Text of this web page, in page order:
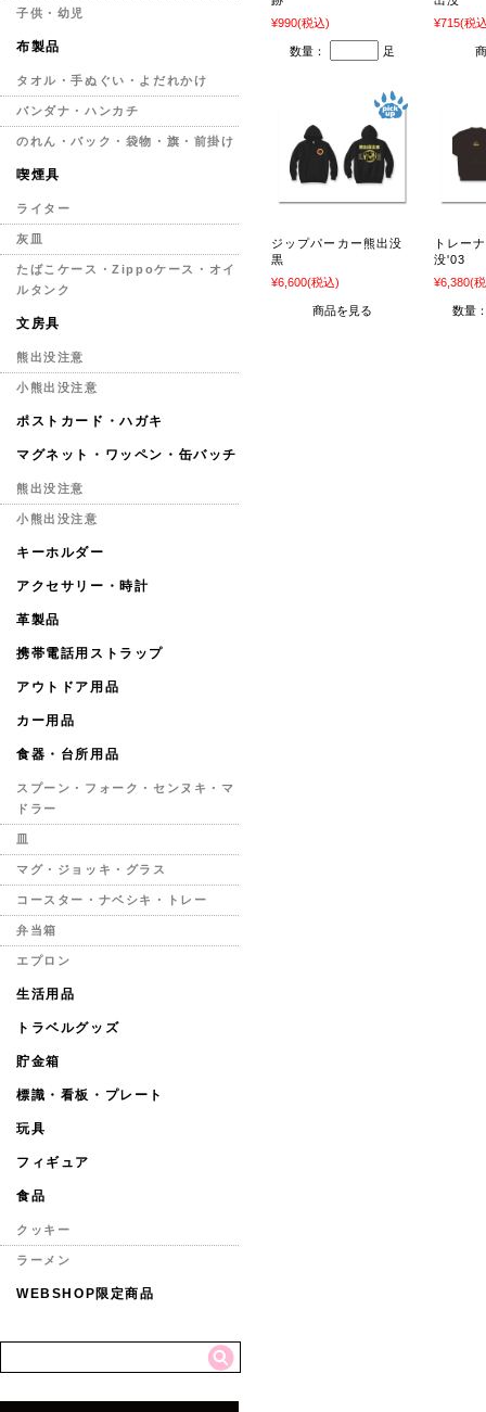
¥990(税込)
数量： 足
¥715(税
ジップパーカー熊出没
黒
¥6,600(税込)
商品を見る
トレー
没'03
¥6,380(
数量
子供・幼児
布製品
タオル・手ぬぐい・よだれかけ
バンダナ・ハンカチ
のれん・バック・袋物・旗・前掛け
喫煙具
ライター
灰皿
たばこケース・Zippoケース・オイ
ルタンク
文房具
熊出没注意
小熊出没注意
ポストカード・ハガキ
マグネット・ワッペン・缶バッチ
熊出没注意
小熊出没注意
キーホルダー
アクセサリー・時計
革製品
携帯電話用ストラップ
アウトドア用品
カー用品
食器・台所用品
スプーン・フォーク・センヌキ・マ
ドラー
マグ・ジョッキ・グラス
コースター・ナベシキ・トレー
弁当箱
エプロン
生活用品
トラベルグッズ
貯金箱
標識・看板・プレート
玩具
フィギュア
食品
クッキー
ラーメン
WEBSHOP限定商品